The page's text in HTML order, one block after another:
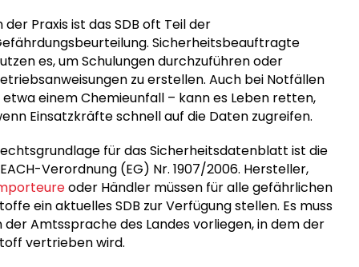
der Praxis ist das SDB oft Teil der
Sicherheitsbeauftragte
es, um Schulungen durchzuführen oder
zu erstellen. Auch bei Notfällen
etwa einem Chemieunfall – kann es Leben retten,
Einsatzkräfte schnell auf die Daten zugreifen.
für das Sicherheitsdatenblatt ist die
Verordnung (EG) Nr. 1907/2006. Hersteller,
oder Händler müssen für alle gefährlichen
ein aktuelles SDB zur Verfügung stellen. Es muss
der Amtssprache des Landes vorliegen, in dem der
vertrieben wird.